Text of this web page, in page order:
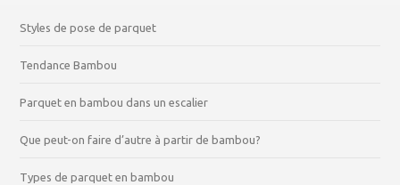
Styles de pose de parquet
Tendance Bambou
Parquet en bambou dans un escalier
Que peut-on faire d’autre à partir de bambou?
Types de parquet en bambou